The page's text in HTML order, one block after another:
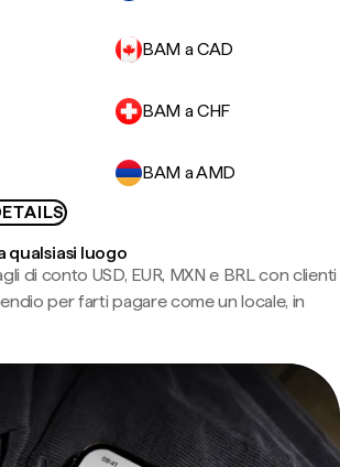
BAM a CAD
BAM a CHF
BAM a AMD
qualsiasi luogo
di conto USD, EUR, MXN e BRL con clienti
per farti pagare come un locale, in